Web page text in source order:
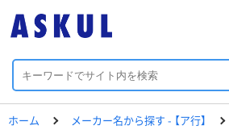
ホーム メーカー名から探す - 【ア行】